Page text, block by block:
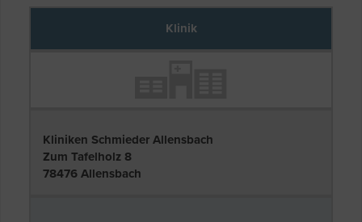
Klinik
Kliniken Schmieder Allensbach
Zum Tafelholz 8
78476 Allensbach